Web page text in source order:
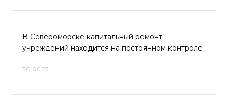
В Североморске капитальный ремонт
учреждений находится на постоянном контроле
30.06.23